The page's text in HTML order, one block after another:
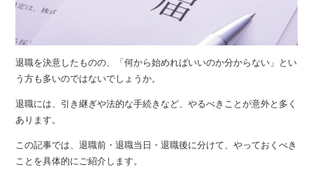
退職を決意したものの、「何から始めればいいのか分からない」とい
う方も多いのではないでしょうか。
退職には、引き継ぎや法的な手続きなど、やるべきことが意外と多く
あります。
この記事では、退職前・退職当日・退職後に分けて、やっておくべき
ことを具体的にご紹介します。